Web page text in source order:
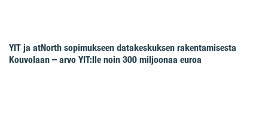
YIT ja atNorth sopimukseen datakeskuksen rakentamisesta
Kouvolaan – arvo YIT:lle noin 300 miljoonaa euroa